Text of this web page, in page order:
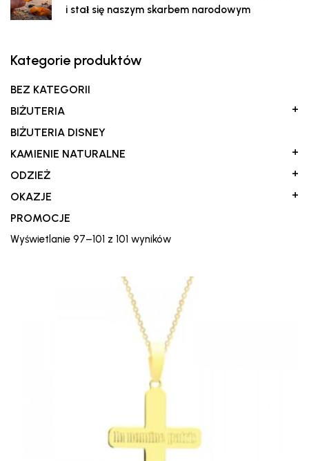
Wyświetlanie 97–101 z 101 wynikówPosortowane
i stał się naszym skarbem narodowym
Kategorie produktów
BEZ KATEGORII
BIŻUTERIA
+
BIŻUTERIA DISNEY
KAMIENIE NATURALNE
+
ODZIEŻ
+
OKAZJE
+
PROMOCJE